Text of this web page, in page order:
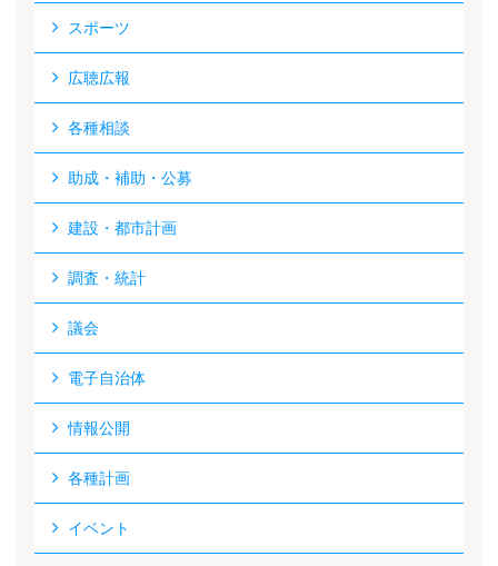
スポーツ
広聴広報
各種相談
助成・補助・公募
建設・都市計画
調査・統計
議会
電子自治体
情報公開
各種計画
イベント